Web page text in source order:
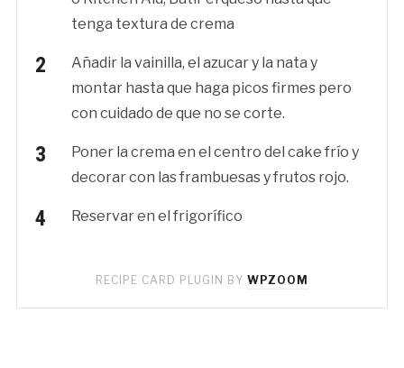
tenga textura de crema
Añadir la vainilla, el azucar y la nata y
montar hasta que haga picos firmes pero
con cuidado de que no se corte.
Poner la crema en el centro del cake frío y
decorar con las frambuesas y frutos rojo.
Reservar en el frigorífico
RECIPE CARD PLUGIN BY WPZOOM